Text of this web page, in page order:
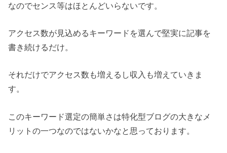
なのでセンス等はほとんどいらないです。
アクセス数が見込めるキーワードを選んで堅実に記事を
書き続けるだけ。
それだけでアクセス数も増えるし収入も増えていきま
す。
このキーワード選定の簡単さは特化型ブログの大きなメ
リットの一つなのではないかなと思っております。